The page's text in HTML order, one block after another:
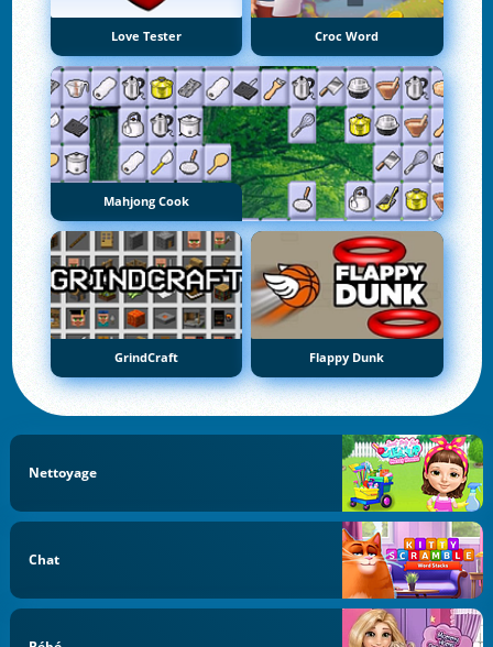
Love Tester Croc Word
Mahjong Cook
GrindCraft Flappy Dunk
Nettoyage
Chat